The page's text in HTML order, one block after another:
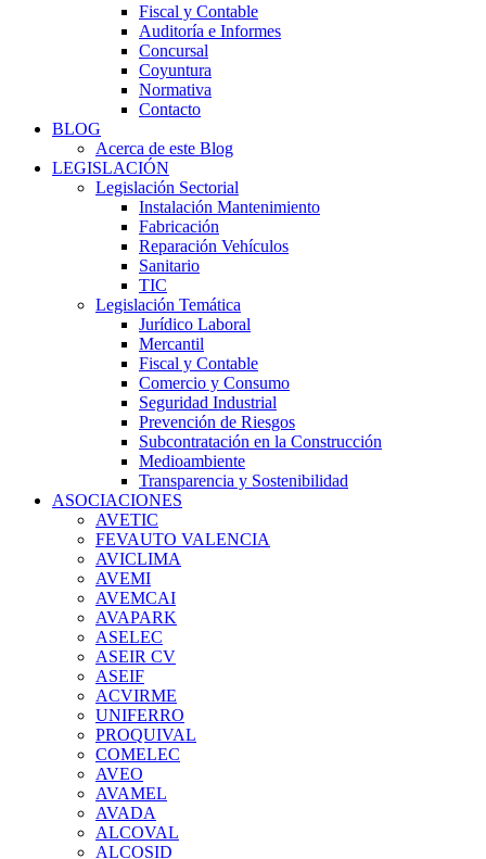
Fiscal y Contable
Auditoría e Informes
Concursal
Coyuntura
Normativa
Contacto
BLOG
Acerca de este Blog
LEGISLACIÓN
Legislación Sectorial
Instalación Mantenimiento
Fabricación
Reparación Vehículos
Sanitario
TIC
Legislación Temática
Jurídico Laboral
Mercantil
Fiscal y Contable
Comercio y Consumo
Seguridad Industrial
Prevención de Riesgos
Subcontratación en la Construcción
Medioambiente
Transparencia y Sostenibilidad
ASOCIACIONES
AVETIC
FEVAUTO VALENCIA
AVICLIMA
AVEMI
AVEMCAI
AVAPARK
ASELEC
ASEIR CV
ASEIF
ACVIRME
UNIFERRO
PROQUIVAL
COMELEC
AVEO
AVAMEL
AVADA
ALCOVAL
ALCOSID